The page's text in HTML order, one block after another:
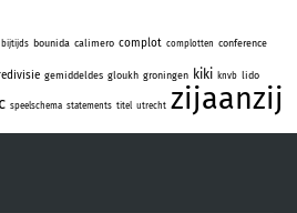
bijtijds bounida calimero complot complotten conference
gemiddeldes gloukh groningen kiki knvb lido
speelschema statements titel utrecht zijaanzij